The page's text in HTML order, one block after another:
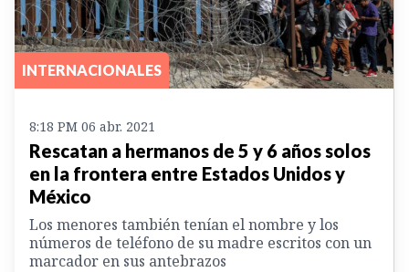
INTERNACIONALES
8:18 PM 06 abr. 2021
Rescatan a hermanos de 5 y 6 años solos
en la frontera entre Estados Unidos y
México
Los menores también tenían el nombre y los
números de teléfono de su madre escritos con un
marcador en sus antebrazos